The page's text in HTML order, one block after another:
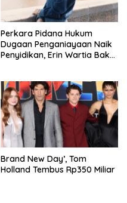
Perkara Pidana Hukum
Dugaan Penganiayaan Naik
Penyidikan, Erin Wartia Bakal
Brand New Day’, Tom
Holland Tembus Rp350 Miliar